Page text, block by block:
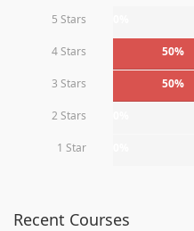
5 Stars
4 Stars 50%
3 Stars 50%
2 Stars
1 Star
Recent Courses